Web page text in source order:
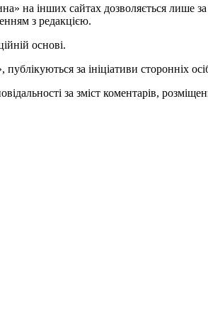
на інших сайтах дозволяється лише
з редакцією.
основі.
за ініціативи сторонніх
за зміст коментарів,